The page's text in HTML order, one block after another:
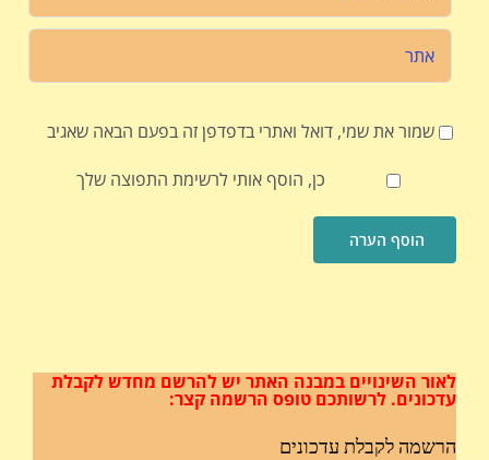
שמור את שמי, דואל ואתרי בדפדפן זה בפעם הבאה שאגיב
כן, הוסף אותי לרשימת התפוצה שלך
לאור השינויים במבנה האתר יש להרשם מחדש לקבלת
עדכונים. לרשותכם טופס הרשמה קצר:
הרשמה לקבלת עדכונים